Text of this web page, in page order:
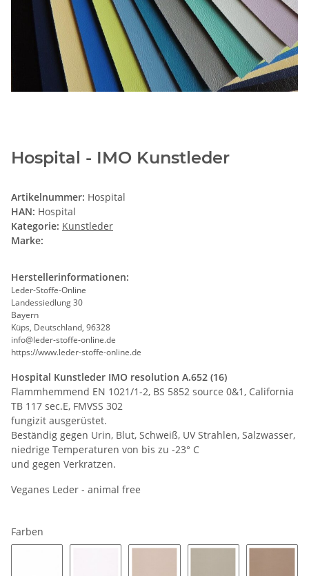
Hospital - IMO Kunstleder
Artikelnummer: Hospital
HAN: Hospital
Kategorie: Kunstleder
Marke:
Herstellerinformationen:
Leder-Stoffe-Online
Landessiedlung 30
Bayern
Küps, Deutschland, 96328
info@leder-stoffe-online.de
https://www.leder-stoffe-online.de
Hospital Kunstleder IMO resolution A.652 (16)
Flammhemmend EN 1021/1-2, BS 5852 source 0&1, California
TB 117 sec.E, FMVSS 302
fungizit ausgerüstet.
Beständig gegen Urin, Blut, Schweiß, UV Strahlen, Salzwasser,
niedrige Temperaturen von bis zu -23° C
und gegen Verkratzen.
Veganes Leder - animal free
Farben